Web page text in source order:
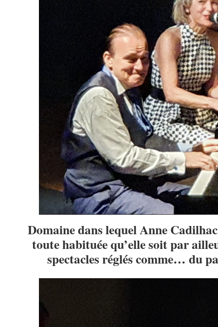
Domaine dans lequel Anne
toute habituée qu’elle soit par
spectacles réglés comme… du